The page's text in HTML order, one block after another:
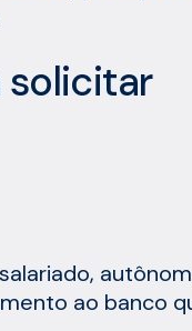
solicitar
ao banco